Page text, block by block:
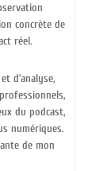
concrète de
réel.
d’analyse,
du podcast,
numériques.
de mon